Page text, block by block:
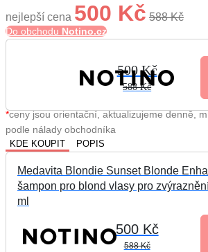
nejlepší cena 500 Kč 588 Kč
Do obchodu Notino.cz
500 Kč
588 Kč
*ceny jsou orientační, aktualizujeme denně,
podle nálady obchodníka
KDE KOUPIT POPIS
Medavita Blondie Sunset Blonde
šampon pro blond vlasy pro
ml
500 Kč
588 Kč